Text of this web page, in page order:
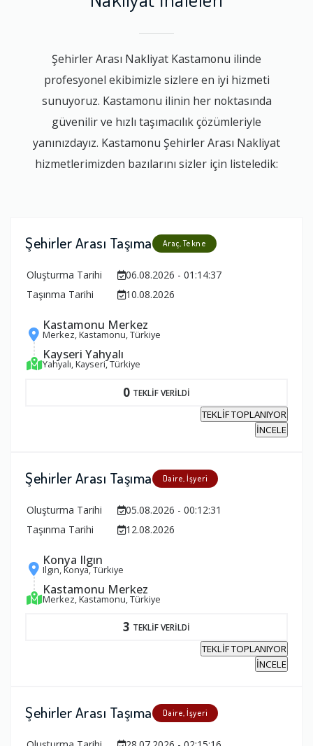
Şehirler Arası Nakliyat Kastamonu ilinde
profesyonel ekibimizle sizlere en iyi hizmeti
sunuyoruz. Kastamonu ilinin her noktasında
güvenilir ve hızlı taşımacılık çözümleriyle
yanınızdayız. Kastamonu Şehirler Arası Nakliyat
hizmetlerimizden bazılarını sizler için listeledik:
Şehirler Arası Taşıma Araç, Tekne
Oluşturma Tarihi
06.08.2026 - 01:14:37
Taşınma Tarihi
10.08.2026
Kastamonu Merkez
Merkez, Kastamonu, Türkiye
Kayseri Yahyalı
Yahyalı, Kayseri, Türkiye
0 TEKLİF VERİLDİ
TEKLİF TOPLANIYOR
İNCELE
Şehirler Arası Taşıma Daire, İşyeri
Oluşturma Tarihi
05.08.2026 - 00:12:31
Taşınma Tarihi
12.08.2026
Konya Ilgın
Ilgın, Konya, Türkiye
Kastamonu Merkez
Merkez, Kastamonu, Türkiye
3 TEKLİF VERİLDİ
TEKLİF TOPLANIYOR
İNCELE
Şehirler Arası Taşıma Daire, İşyeri